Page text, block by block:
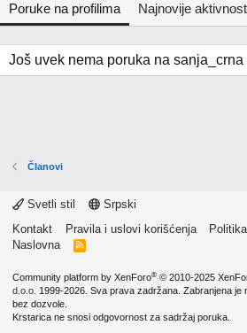
Poruke na profilima Najnovije
Još uvek nema poruka na sanja_crna
Članovi
Svetli stil
Srpski
Kontakt
Pravila i uslovi korišćenja
Naslovna
R
Community platform by XenForo® © 2010-2025
d.o.o. 1999-2026. Sva prava zadržana. Zabranjena je
bez dozvole.
Krstarica ne snosi odgovornost za sadržaj poruka.